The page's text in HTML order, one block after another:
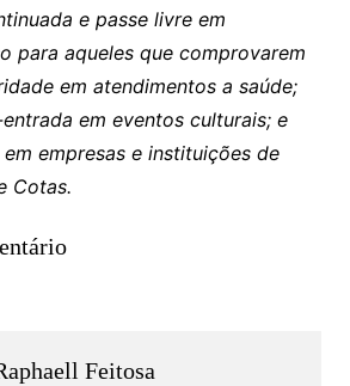
e passe livre em
para aqueles que comprovarem
em atendimentos a saúde;
em eventos culturais; e
empresas e instituições de
Cotas.
Feitosa